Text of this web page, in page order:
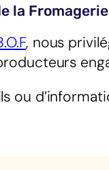
la Fromagerie
, nous
ou